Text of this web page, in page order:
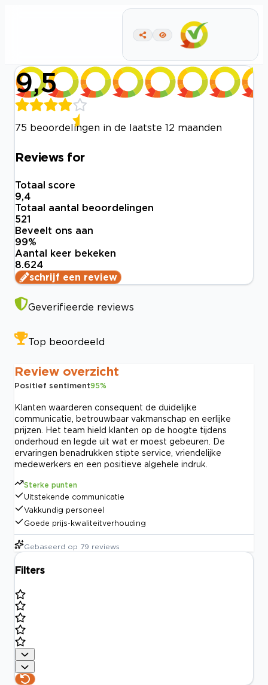
9,5
75 beoordelingen in de laatste 12 maanden
Reviews for
Totaal score
9,4
Totaal aantal beoordelingen
521
Beveelt ons aan
99%
Aantal keer bekeken
8.624
schrijf een review
Geverifieerde reviews
Top beoordeeld
Review overzicht
Positief sentiment95%
Klanten waarderen consequent de duidelijke
communicatie, betrouwbaar vakmanschap en eerlijke
prijzen. Het team hield klanten op de hoogte tijdens
onderhoud en legde uit wat er moest gebeuren. De
ervaringen benadrukken stipte service, vriendelijke
medewerkers en een positieve algehele indruk.
Sterke punten
Uitstekende communicatie
Vakkundig personeel
Goede prijs-kwaliteitverhouding
Gebaseerd op 79 reviews
Filters